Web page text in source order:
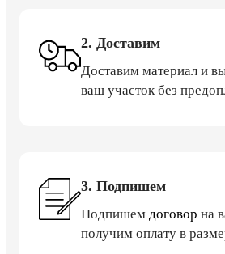
2. Доставим
Доставим материал и
ваш участок без
3. Подпишем
Подпишем договор на
получим оплату в